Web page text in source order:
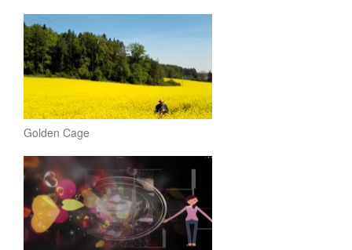
Golden Cage